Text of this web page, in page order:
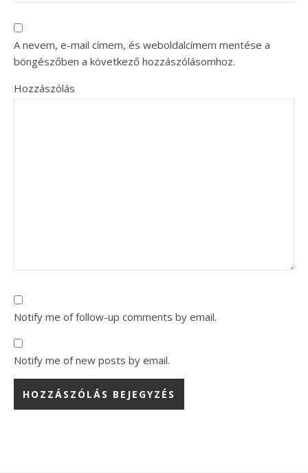
A nevem, e-mail címem, és weboldalcímem mentése a
böngészőben a következő hozzászólásomhoz.
Hozzászólás
Notify me of follow-up comments by email.
Notify me of new posts by email.